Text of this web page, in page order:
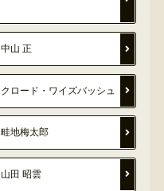
中山 正
クロード・ワイズバッシュ
畦地梅太郎
山田 昭雲